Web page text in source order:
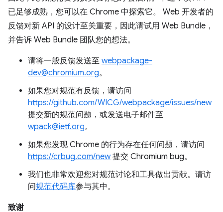
已足够成熟，您可以在 Chrome 中探索它。 Web 开发者的
反馈对新 API 的设计至关重要，因此请试用 Web Bundle，
并告诉 Web Bundle 团队您的想法。
请将一般反馈发送至 webpackage-
dev@chromium.org。
如果您对规范有反馈，请访问
https://github.com/WICG/webpackage/issues/new
提交新的规范问题，或发送电子邮件至
wpack@ietf.org。
如果您发现 Chrome 的行为存在任何问题，请访问
https://crbug.com/new提交 Chromium bug。
我们也非常欢迎您对规范讨论和工具做出贡献。请访
问规范代码库参与其中。
致谢